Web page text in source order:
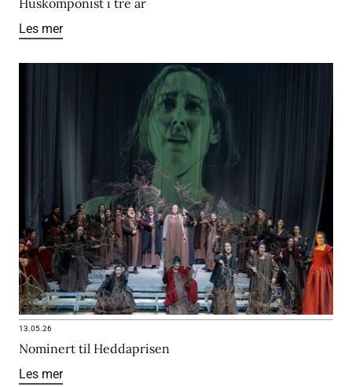
Les mer
13.05.26
Nominert til Heddaprisen
Les mer